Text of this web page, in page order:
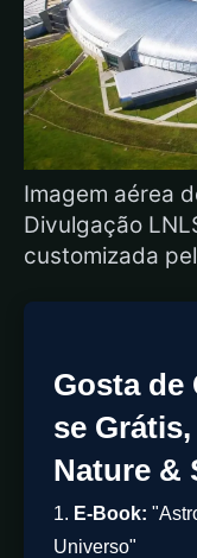
Imagem aérea
Divulgação
customizada
Gosta de
se
Nature &
1. E-Book:
Universo"